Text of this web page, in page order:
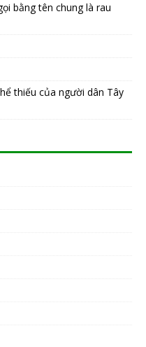
bằng tên chung là rau
thiếu của người dân Tây